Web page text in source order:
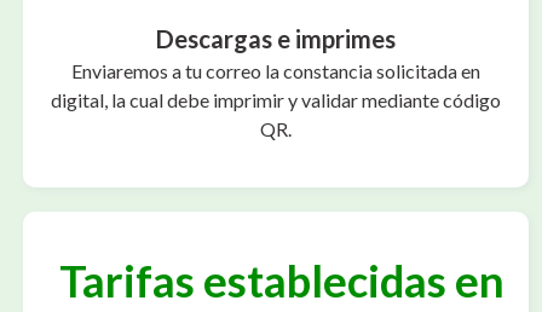
Descargas e imprimes
Enviaremos a tu correo la constancia solicitada en
digital, la cual debe imprimir y validar mediante código
QR.
Tarifas establecidas en